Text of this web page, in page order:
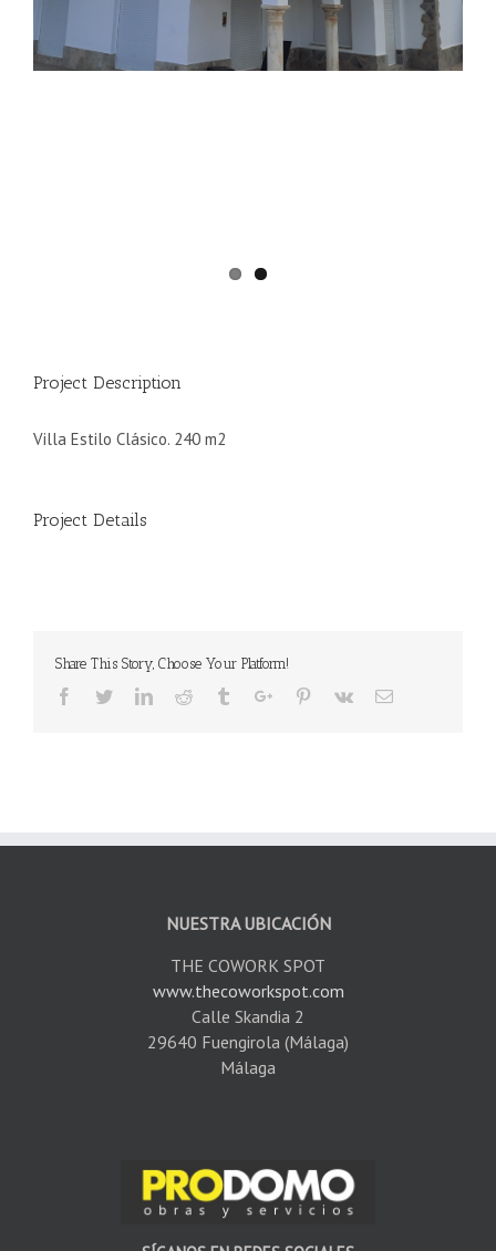
Project Description
Villa Estilo Clásico. 240 m2
Project Details
Share This Story, Choose Your Platform!
Facebook
TwitterLinkedinReddit TumblrGoogle+Pinterest
Vk Email
NUESTRA UBICACIÓN
THE COWORK SPOT
www.thecoworkspot.com
Calle Skandia 2
29640 Fuengirola (Málaga)
Málaga